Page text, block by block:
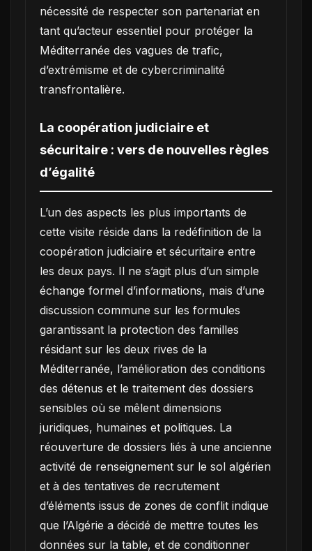
nécessité de respecter son partenariat en
tant qu’acteur essentiel pour protéger la
Méditerranée des vagues de trafic,
d’extrémisme et de cybercriminalité
transfrontalière.
La coopération judiciaire et
sécuritaire : vers de nouvelles règles
d’égalité
L’un des aspects les plus importants de
cette visite réside dans la redéfinition de la
coopération judiciaire et sécuritaire entre
les deux pays. Il ne s’agit plus d’un simple
échange formel d’informations, mais d’une
discussion commune sur les formules
garantissant la protection des familles
résidant sur les deux rives de la
Méditerranée, l’amélioration des conditions
des détenus et le traitement des dossiers
sensibles où se mêlent dimensions
juridiques, humaines et politiques. La
réouverture de dossiers liés à une ancienne
activité de renseignement sur le sol algérien
et à des tentatives de recrutement
d’éléments issus de zones de conflit indique
que l’Algérie a décidé de mettre toutes les
données sur la table, et de conditionner